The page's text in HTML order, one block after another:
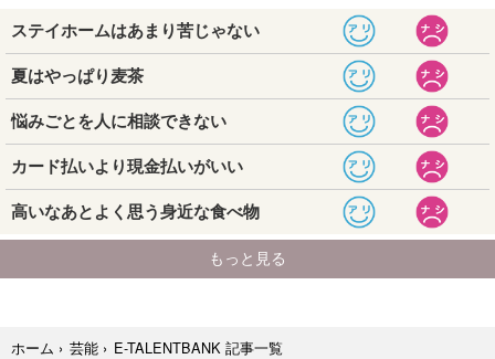
ホーム › 芸能 › E-TALENTBANK 記事一覧